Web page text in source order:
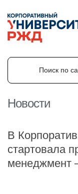
HR-ПАРТНЕР
Поиск по
Новости
В
стартовала
менеджмент